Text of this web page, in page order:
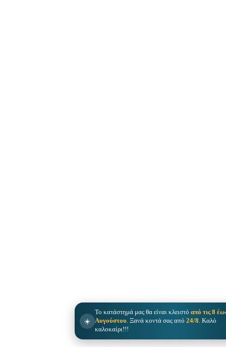
☀️
Το κατάστημά μας θα είναι κλειστό από τις 8
Αυγούστου. Ξανά κοντά σας από 24/8. Καλό
καλοκαίρι!!!